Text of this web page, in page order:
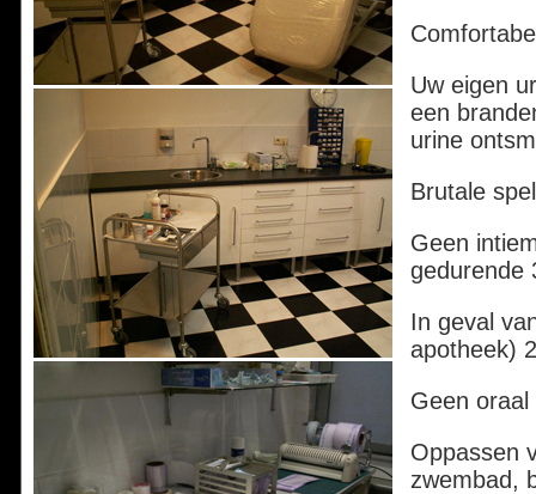
Uw eigen
een
urine
Brutale
Geen
gedurende
In geval
apotheek)
Geen
Oppassen
zwembad,